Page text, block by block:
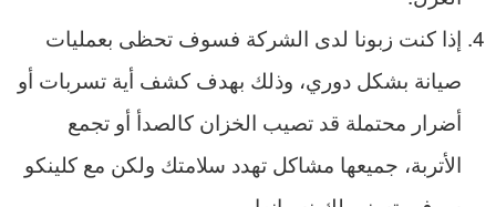
إذا كنت زبونا لدى الشركة فسوف تحظى بعمليات
صيانة بشكل دوري، وذلك بهدف كشف أية تسربات أو
أضرار محتملة قد تصيب الخزان كالصدأ أو تجمع
الأتربة، جميعها مشاكل تهدد سلامتك ولكن مع كلينكو